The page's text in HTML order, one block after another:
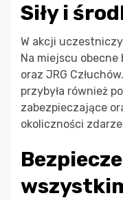
Siły i
W akcji
Na miejscu obecne
oraz JRG
przybyła również
zabezpieczające
okoliczności